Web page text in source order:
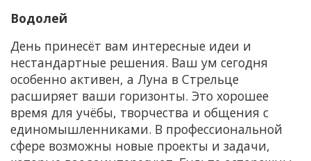
Водолей
День принесёт вам интересные идеи и
нестандартные решения. Ваш ум сегодня
особенно активен, а Луна в Стрельце
расширяет ваши горизонты. Это хорошее
время для учёбы, творчества и общения с
единомышленниками. В профессиональной
сфере возможны новые проекты и задачи,